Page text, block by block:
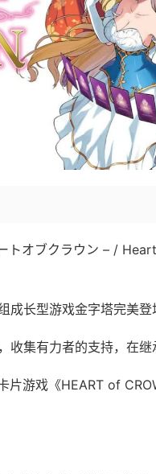
トオブクラウン – /
长型游戏金字塔完美登
集有力者的支持，在继
片游戏《HEART of